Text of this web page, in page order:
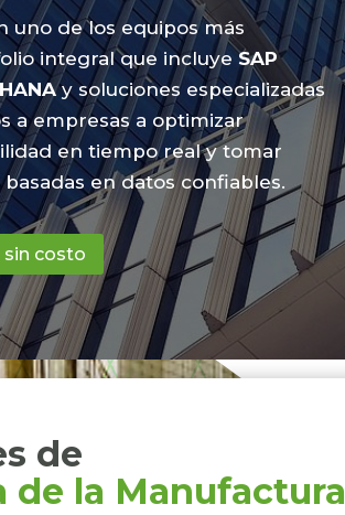
uno de los equipos más
integral que incluyeSAP
y soluciones especializadas
a empresas a optimizar
en tiempo real y tomar
en datos confiables.
costo
de
de la Manufactura